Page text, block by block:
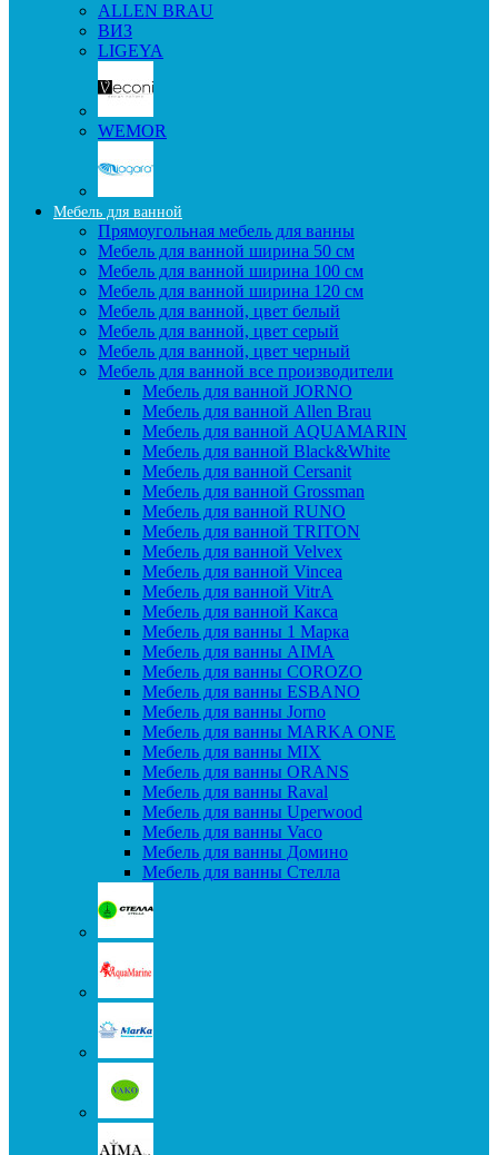
ALLEN BRAU
ВИЗ
LIGEYA
WEMOR
Мебель для ванной
Прямоугольная мебель для ванны
Мебель для ванной ширина 50 см
Мебель для ванной ширина 100 см
Мебель для ванной ширина 120 см
Мебель для ванной, цвет белый
Мебель для ванной, цвет серый
Мебель для ванной, цвет черный
Мебель для ванной все производители
Мебель для ванной JORNO
Мебель для ванной Allen Brau
Мебель для ванной AQUAMARIN
Мебель для ванной Black&White
Мебель для ванной Cersanit
Мебель для ванной Grossman
Мебель для ванной RUNO
Мебель для ванной TRITON
Мебель для ванной Velvex
Мебель для ванной Vincea
Мебель для ванной VitrA
Мебель для ванной Какса
Мебель для ванны 1 Марка
Мебель для ванны AIMA
Мебель для ванны COROZO
Мебель для ванны ESBANO
Мебель для ванны Jorno
Мебель для ванны MARKA ONE
Мебель для ванны MIX
Мебель для ванны ORANS
Мебель для ванны Raval
Мебель для ванны Uperwood
Мебель для ванны Vaco
Мебель для ванны Домино
Мебель для ванны Стелла